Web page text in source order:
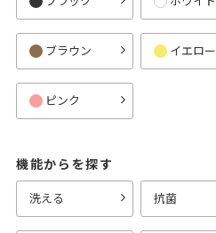
ブラウン イエロー
ピンク
機能からを探す
洗える 抗菌